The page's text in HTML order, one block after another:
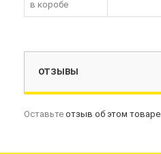
в коробе
ОТЗЫВЫ
Оставьте отзыв об этом товаре